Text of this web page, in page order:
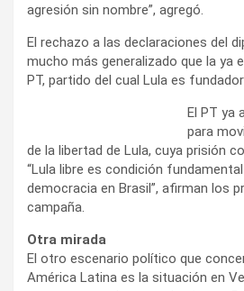
agresión sin nombre”, agregó.
El rechazo a las declaraciones del
mucho más generalizado que la ya
PT, partido del cual Lula es
El PT ya
para
de la libertad de Lula, cuya prisión
“Lula libre es condición
democracia en Brasil”, afirman los
campaña.
Otra mirada
El otro escenario político que
América Latina es la situación en